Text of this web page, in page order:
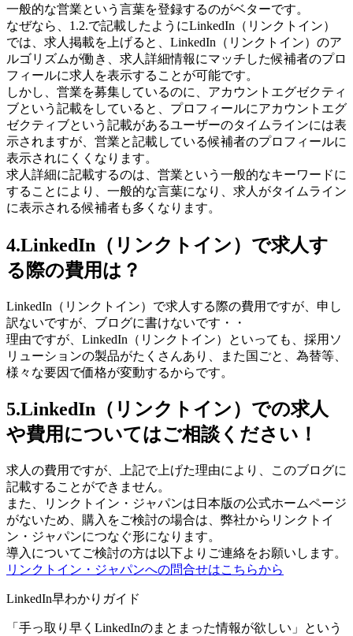
一般的な営業という言葉を登録するのがベターです。
なぜなら、1.2.で記載したようにLinkedIn（リンクトイン）
では、求人掲載を上げると、LinkedIn（リンクトイン）のア
ルゴリズムが働き、求人詳細情報にマッチした候補者のプロ
フィールに求人を表示することが可能です。
しかし、営業を募集しているのに、アカウントエグゼクティ
ブという記載をしていると、プロフィールにアカウントエグ
ゼクティブという記載があるユーザーのタイムラインには表
示されますが、営業と記載している候補者のプロフィールに
表示されにくくなります。
求人詳細に記載するのは、営業という一般的なキーワードに
することにより、一般的な言葉になり、求人がタイムライン
に表示される候補者も多くなります。
4.LinkedIn（リンクトイン）で求人す
る際の費用は？
LinkedIn（リンクトイン）で求人する際の費用ですが、申し
訳ないですが、ブログに書けないです・・
理由ですが、LinkedIn（リンクトイン）といっても、採用ソ
リューションの製品がたくさんあり、また国ごと、為替等、
様々な要因で価格が変動するからです。
5.LinkedIn（リンクトイン）での求人
や費用についてはご相談ください！
求人の費用ですが、上記で上げた理由により、このブログに
記載することができません。
また、リンクトイン・ジャパンは日本版の公式ホームページ
がないため、購入をご検討の場合は、弊社からリンクトイ
ン・ジャパンにつなぐ形になります。
導入についてご検討の方は以下よりご連絡をお願いします。
リンクトイン・ジャパンへの問合せはこちらから
LinkedIn早わかりガイド
「手っ取り早くLinkedInのまとまった情報が欲しい」という